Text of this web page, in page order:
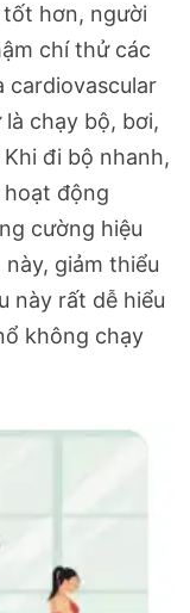
hơn, người
chí thử các
cardiovascular
chạy bộ, bơi,
đi bộ nhanh,
động
cường hiệu
giảm thiểu
này rất dễ hiểu
không chạy